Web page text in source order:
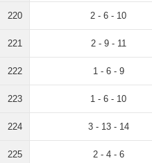
220 2 - 6 - 10
221 2 - 9 - 11
222 1 - 6 - 9
223 1 - 6 - 10
224 3 - 13 - 14
225 2 - 4 - 6